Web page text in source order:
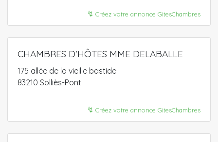
↯ Créez votre annonce GitesChambres
CHAMBRES D'HÔTES MME DELABALLE
175 allée de la vieille bastide
83210 Solliès-Pont
↯ Créez votre annonce GitesChambres